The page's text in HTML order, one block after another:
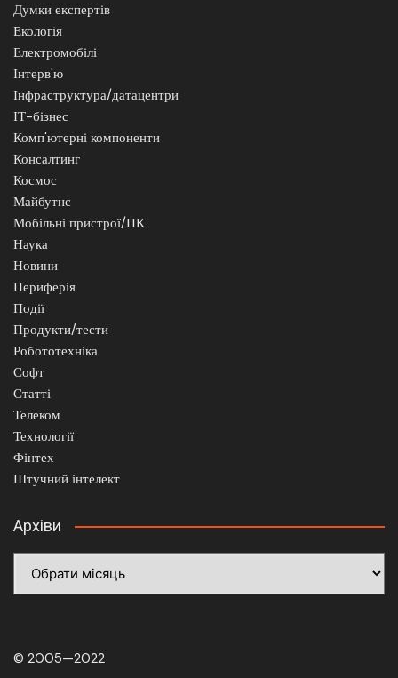
Думки експертів
Екологія
Електромобілі
Інтерв'ю
Інфраструктура/датацентри
ІТ-бізнес
Комп'ютерні компоненти
Консалтинг
Космос
Майбутнє
Мобільні пристрої/ПК
Наука
Новини
Периферія
Події
Продукти/тести
Робототехніка
Софт
Статті
Телеком
Технології
Фінтех
Штучний інтелект
Архіви
© 2005—2022